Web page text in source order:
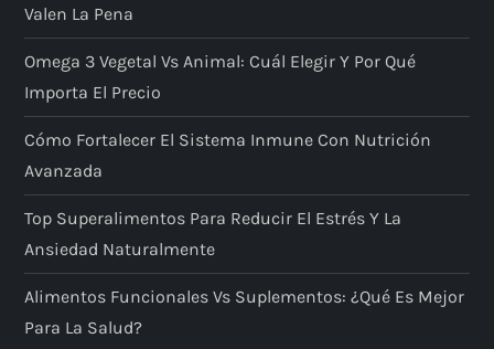
Valen La Pena
Omega 3 Vegetal Vs Animal: Cuál Elegir Y Por Qué
Importa El Precio
Cómo Fortalecer El Sistema Inmune Con Nutrición
Avanzada
Top Superalimentos Para Reducir El Estrés Y La
Ansiedad Naturalmente
Alimentos Funcionales Vs Suplementos: ¿qué Es Mejor
Para La Salud?